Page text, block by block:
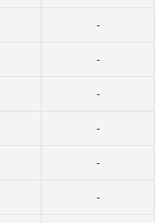
-
-
-
-
-
-